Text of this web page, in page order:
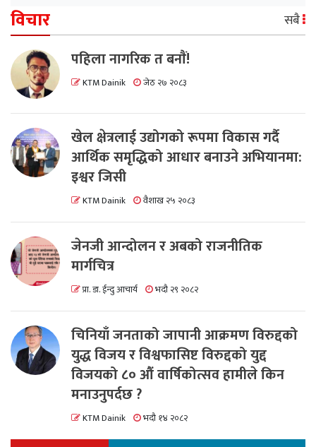
विचार सबै
पहिला नागरिक त बनाैं!
KTM Dainik जेठ २७ २०८३
खेल क्षेत्रलाई उद्योगको रूपमा विकास गर्दै
आर्थिक समृद्धिको आधार बनाउने अभियानमा:
इश्वर जिसी
KTM Dainik वैशाख २५ २०८३
जेनजी आन्दोलन र अबको राजनीतिक
मार्गचित्र
प्रा. डा. ईन्दु आचार्य भदौ २९ २०८२
चिनियाँ जनताको जापानी आक्रमण विरुद्दको
युद्ध विजय र विश्वफासिष्ट विरुद्दको युद्द
विजयको ८० औं वार्षिकोत्सव हामीले किन
मनाउनुपर्दछ ?
KTM Dainik भदौ १४ २०८२